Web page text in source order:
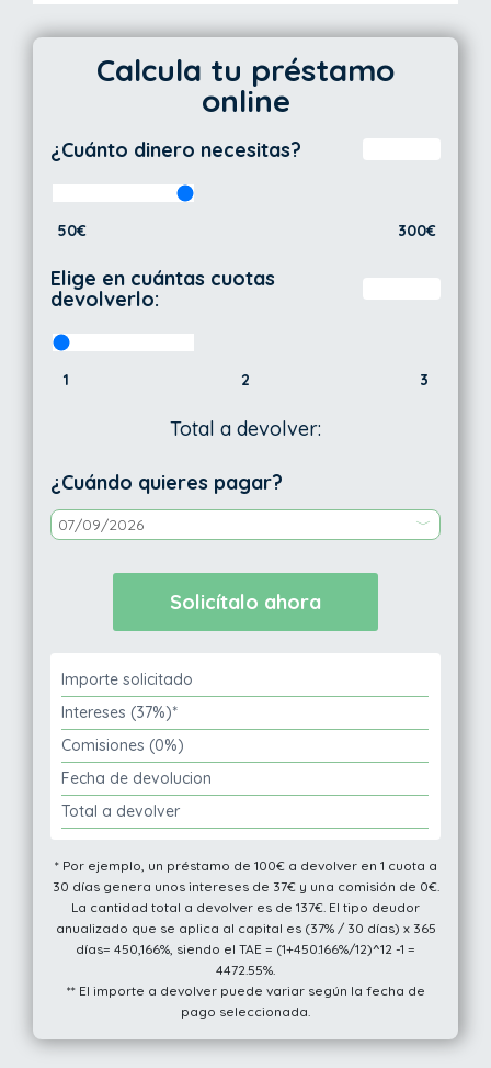
Calcula tu préstamo
online
¿Cuánto dinero necesitas?
50€ 300€
Elige en cuántas cuotas
devolverlo:
1 2 3
Total a devolver:
¿Cuándo quieres pagar?
Importe solicitado
Intereses (37%)*
Comisiones (0%)
Fecha de devolucion
Total a devolver
* Por ejemplo, un préstamo de 100€ a devolver en 1 cuota a
30 días genera unos intereses de 37€ y una comisión de 0€.
La cantidad total a devolver es de 137€. El tipo deudor
anualizado que se aplica al capital es (37% / 30 días) x 365
días= 450,166%, siendo el TAE = (1+450.166%/12)^12 -1 =
4472.55%.
** El importe a devolver puede variar según la fecha de
pago seleccionada.